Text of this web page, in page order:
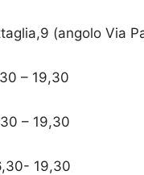
(angolo Via
– 19,30
– 19,30
19,30